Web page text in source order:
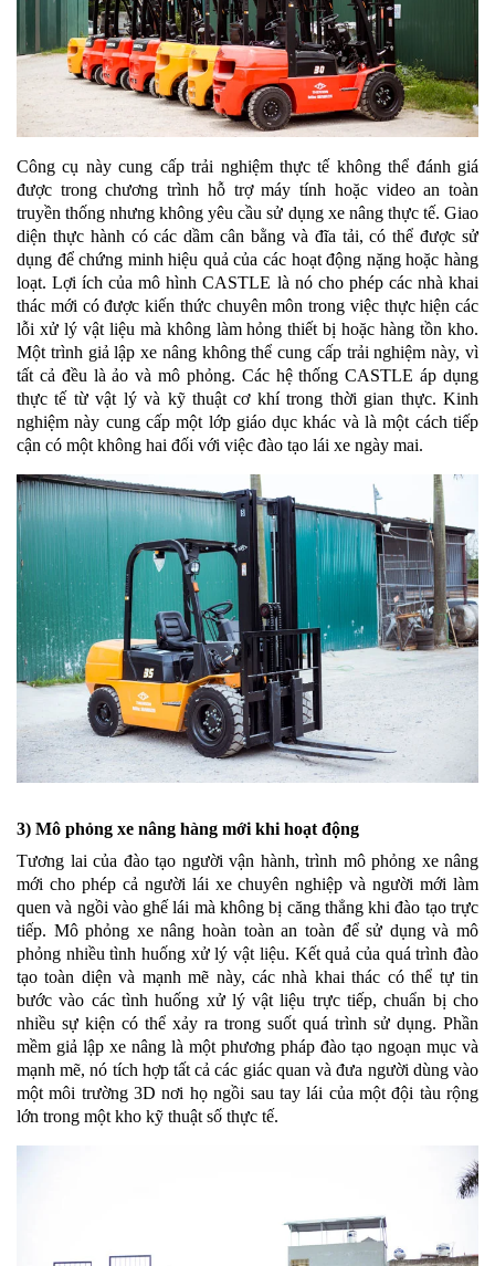
Công cụ này cung cấp trải nghiệm thực tế không thể đánh giá
được trong chương trình hỗ trợ máy tính hoặc video an toàn
truyền thống nhưng không yêu cầu sử dụng xe nâng thực tế. Giao
diện thực hành có các dầm cân bằng và đĩa tải, có thể được sử
dụng để chứng minh hiệu quả của các hoạt động nặng hoặc hàng
loạt. Lợi ích của mô hình CASTLE là nó cho phép các nhà khai
thác mới có được kiến ​​thức chuyên môn trong việc thực hiện các
lỗi xử lý vật liệu mà không làm hỏng thiết bị hoặc hàng tồn kho.
Một trình giả lập xe nâng không thể cung cấp trải nghiệm này, vì
tất cả đều là ảo và mô phỏng. Các hệ thống CASTLE áp dụng
thực tế từ vật lý và kỹ thuật cơ khí trong thời gian thực. Kinh
nghiệm này cung cấp một lớp giáo dục khác và là một cách tiếp
cận có một không hai đối với việc đào tạo lái xe ngày mai.
3) Mô phỏng xe nâng hàng mới khi hoạt động
Tương lai của đào tạo người vận hành, trình mô phỏng xe nâng
mới cho phép cả người lái xe chuyên nghiệp và người mới làm
quen và ngồi vào ghế lái mà không bị căng thẳng khi đào tạo trực
tiếp. Mô phỏng xe nâng hoàn toàn an toàn để sử dụng và mô
phỏng nhiều tình huống xử lý vật liệu. Kết quả của quá trình đào
tạo toàn diện và mạnh mẽ này, các nhà khai thác có thể tự tin
bước vào các tình huống xử lý vật liệu trực tiếp, chuẩn bị cho
nhiều sự kiện có thể xảy ra trong suốt quá trình sử dụng. Phần
mềm giả lập xe nâng là một phương pháp đào tạo ngoạn mục và
mạnh mẽ, nó tích hợp tất cả các giác quan và đưa người dùng vào
một môi trường 3D nơi họ ngồi sau tay lái của một đội tàu rộng
lớn trong một kho kỹ thuật số thực tế.